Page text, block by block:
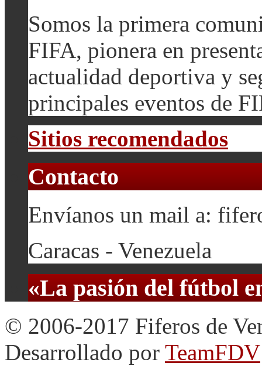
Somos la primera
FIFA, pionera en
actualidad deportiva y
principales eventos de
Sitios recomendados
Contacto
Envíanos un mail a:
Caracas - Venezuela
«La pasión del fútbol
© 2006-2017 Fiferos de
Desarrollado por TeamFDV